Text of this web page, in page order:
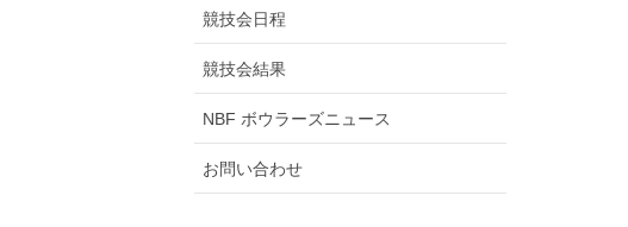
競技会日程
競技会結果
NBF ボウラーズニュース
お問い合わせ